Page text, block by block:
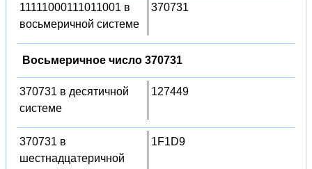
11111000111011001 в
восьмеричной системе
370731
Восьмеричное число 370731
370731 в десятичной
системе
127449
370731 в
шестнадцатеричной
1F1D9